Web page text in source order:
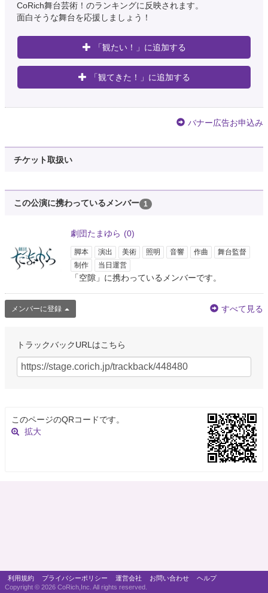
CoRich舞台芸術！のランキングに反映されます。
面白そうな舞台を応援しましょう！
「観たい！」に追加する
「観てきた！」に追加する
バナー広告お申込み
チケット取扱い
この公演に携わっているメンバー 1
劇団たまゆら (0)
脚本 演出 美術 照明 音響 作曲
舞台監督
制作
当日運営
「空隙」に携わっているメンバーです。
メンバーに登録 すべて見る
トラックバックURLはこちら
このページのQRコードです。
拡大
利用規約 プライバシーポリシー 運営会社 お問い合わせ
ヘルプ
Copyright © 2026 CoRich,Inc. All rights reserved.